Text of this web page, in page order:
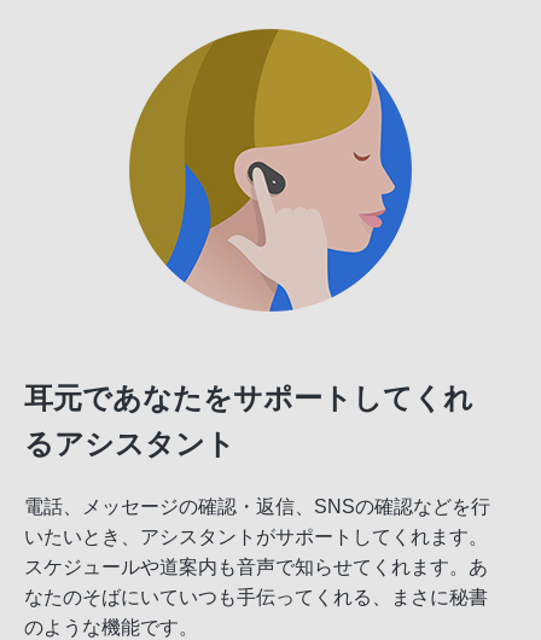
耳元であなたをサポートしてくれ
るアシスタント
電話、メッセージの確認・返信、SNSの確認などを行
いたいとき、アシスタントがサポートしてくれます。
スケジュールや道案内も音声で知らせてくれます。あ
なたのそばにいていつも手伝ってくれる、まさに秘書
のような機能です。